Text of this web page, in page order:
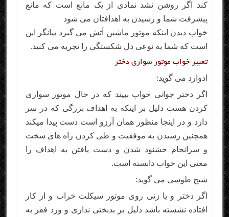
کند اگر روشن نشد نمادی از یک مانع است که مانع
پیشرفت شما و رسیدن به اهدافتان می شود
خواب دیدن اینکه موتور ماشین آتش می گیرد بیانگر این
است که شما به نوعی دل شکستگی را تجربه می کنید.
تعبیر خواب موتور سواری دختر
ادوارد می گوید:
اگر دختر جوانی خواب ببیند که در حال موتور سواری
کردن هست دلیل بر اینکه به اهداف بزرگی که در سر
دارد و در اینجا منظور همان آرزو است دست پیدا میکند
همچنین رسیدن به موفقیت و طی کردن راه های سخت
و سرانجام حشنود شدن و دست یافتن به اهداف را
معنی این خواب دانسته است.
شیخ طوسی می گوید:
اگر دختر و یا زنی روی موتور سیکلت خراب و از کار
افتاده نشسته باشد دلیل بر بدبختی نداری و ورد فقر به